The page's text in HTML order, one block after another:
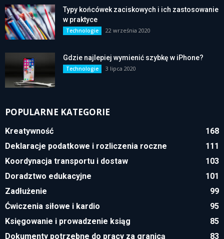
Typy końcówek zaciskowych i ich zastosowanie
w praktyce
Technologie 22 września 2020
Gdzie najlepiej wymienić szybkę w iPhone?
Technologie 3 lipca 2020
POPULARNE KATEGORIE
Kreatywność
168
Deklaracje podatkowe i rozliczenia roczne
111
Koordynacja transportu i dostaw
103
Doradztwo edukacyjne
101
Zadłużenie
99
Ćwiczenia siłowe i kardio
95
Księgowanie i prowadzenie ksiąg
85
Dokumenty potrzebne do pracy za granicą
83